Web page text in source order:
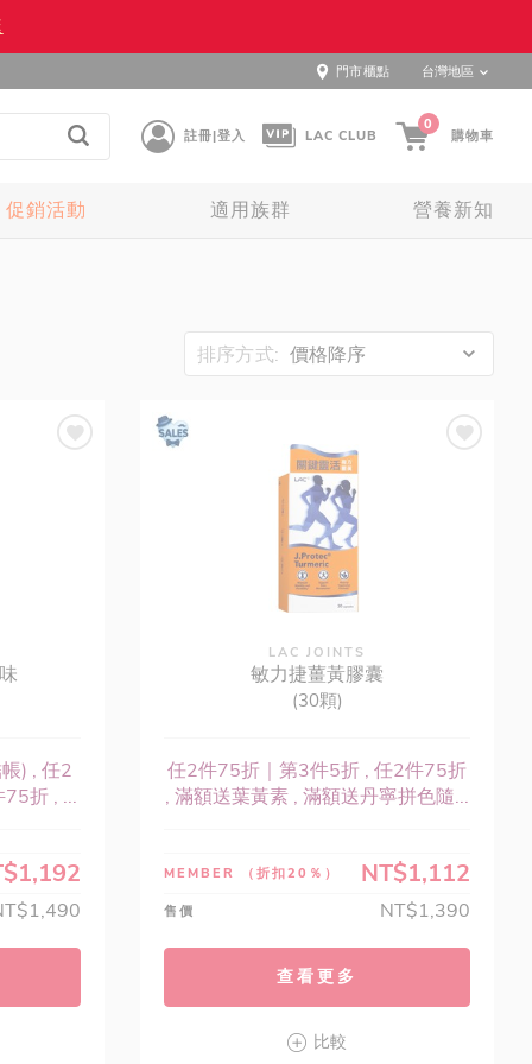
門市櫃點 台灣地區
註冊|登入 LAC CLUB
0
購物車
促銷活動 適用族群 營養新知
排序方式: 價格降序
) , 任2
折 , ...
LAC JOINTS
敏力捷薑黃膠囊
(30顆)
任2件75折｜第3件5折 , 任2件75折
, 滿額送葉黃素 , 滿額送丹寧拼色隨...
MEMBER （折扣20％） NT$1,112
售價 NT$1,390
查看更多
比較